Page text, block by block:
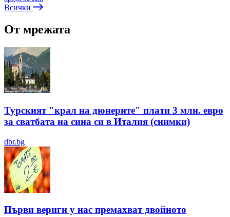
Всички
От мрежата
Турският "крал на дюнерите" плати 3 млн. евро
за сватбата на сина си в Италия (снимки)
dbr.bg
Първи вериги у нас премахват двойното